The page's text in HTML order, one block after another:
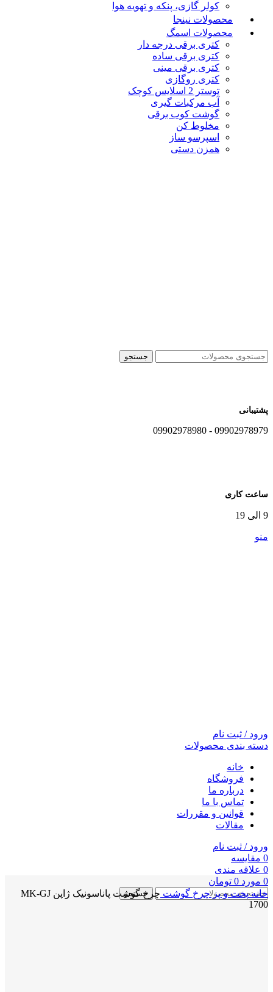
کولر گازی، پنکه و تهویه هوا
محصولات نینجا
محصولات اسمگ
کتری برقی درجه دار
کتری برقی ساده
کتری برقی مینی
کتری روگازی
توستر 2 اسلایس کوچک
آب مرکبات گیری
گوشت کوب برقی
مخلوط کن
اسپرسو ساز
همزن دستی
جستجو
پشتیبانی
09902978979 - 09902978980
ساعت کاری
9 الی 19
منو
ورود / ثبت نام
دسته بندی محصولات
خانه
فروشگاه
درباره ما
تماس با ما
قوانین و مقررات
مقالات
ورود / ثبت نام
0 مقايسه
0 علاقه مندی
0 مورد 0 تومان
جستجو خانهپخت و پزچرخ گوشت
چرخ گوشت پاناسونیک ژاپن MK-GJ
1700